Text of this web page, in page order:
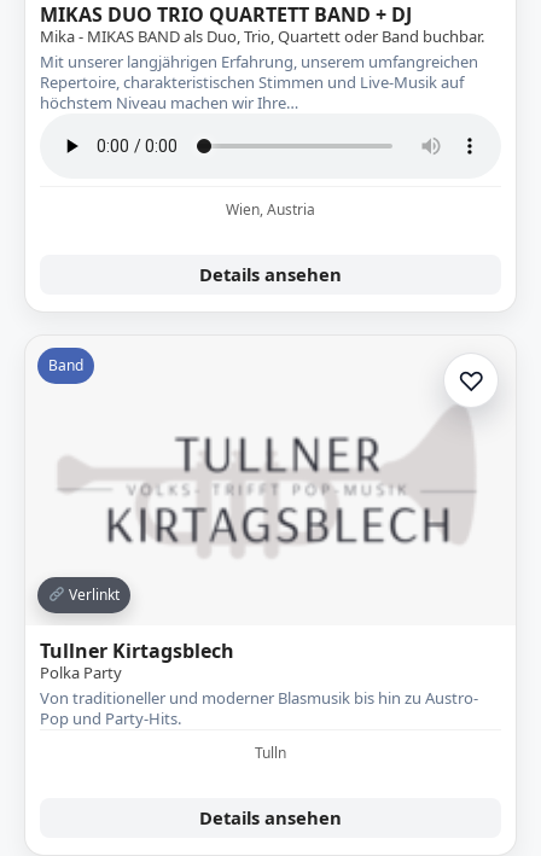
MIKAS DUO TRIO QUARTETT BAND + DJ
Mika - MIKAS BAND als Duo, Trio, Quartett oder Band buchbar.
Mit unserer langjährigen Erfahrung, unserem umfangreichen
Repertoire, charakteristischen Stimmen und Live-Musik auf
höchstem Niveau machen wir Ihre…
Wien, Austria
Details ansehen
Band
Verlinkt
♡Zur
Tullner Kirtagsblech
Polka Party
Von traditioneller und moderner Blasmusik bis hin zu Austro-
Pop und Party-Hits.
Tulln
Details ansehen